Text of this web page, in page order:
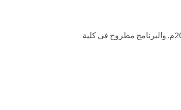
تم اعتماد برنامج "بكالوريوس الآداب في علم الاجتماع والخدمة الاجتماعية" من مفوضية الاعتماد الأكاديمي بوزارة التربية والتعليم في يوليو 2019م. والبرنامج مطروح في كلية